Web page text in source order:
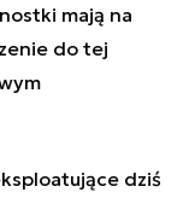
mają na
do tej
dziś